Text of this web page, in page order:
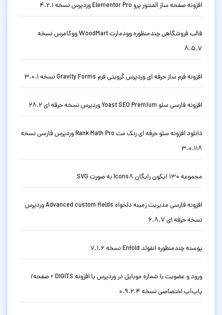
افزونه صفحه ساز المنتور پرو Elementor Pro وردپرس نسخه 4.2.1
قالب فروشگاهی چندمنظوره وودمارت WoodMart ووکامرس نسخه
8.5.7
افزونه فرم ساز حرفه ای وردپرس گرویتی فرم Gravity Forms نسخه 3.0.1
افزونه فارسی سئو Yoast SEO Premium وردپرس نسخه حرفه ای 28.2
دانلود افزونه سئو حرفه ای رنک مث Rank Math Pro وردپرس فارسی نسخه
3.0.118
مجموعه 130 آیکون رایگان Icons8 به صورت SVG
افزونه فارسی مدیریت زمینه دلخواه Advanced custom fields وردپرس
نسخه حرفه ای 6.8.7
پوسته چندمنظوره انفولد Enfold نسخه 7.1.6
ورود و عضویت با شماره موبایل در وردپرس با افزونه DIGITS + صفحه/
پاپ‌آپ اختصاصی نسخه 0.9.2.4